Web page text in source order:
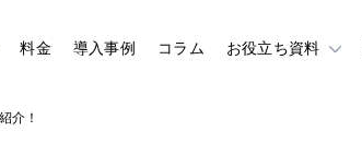
料金 導入事例 コラム お役立ち資料
介！